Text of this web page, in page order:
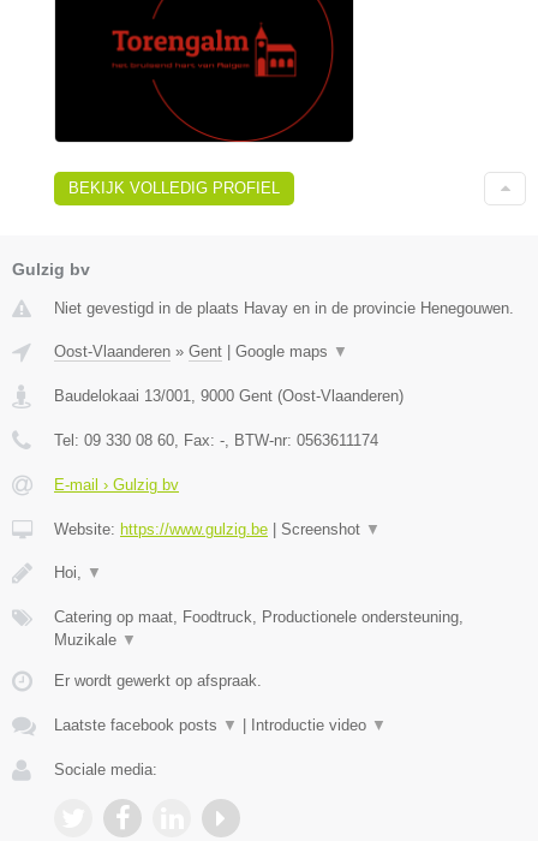
BEKIJK VOLLEDIG PROFIEL
Gulzig bv
Niet gevestigd in de plaats Havay en in de provincie Henegouwen.
Oost-Vlaanderen » Gent Google maps ▼
Baudelokaai 13/001 9000 Gent (Oost-Vlaanderen)
Tel: 09 330 08 60 , Fax: - , BTW-nr: 0563611174
E-mail › Gulzig bv
Website: https://www.gulzig.be Screenshot ▼
Hoi, ▼
Catering op maat, Foodtruck, Productionele ondersteuning,
Muzikale ▼
Er wordt gewerkt op afspraak.
Laatste facebook posts ▼ Introductie video ▼
Sociale media: